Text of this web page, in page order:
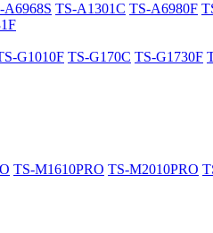
A6968S TS-A1301C TS-A6980F
G1010F TS-G170C TS-G1730F
TS-M1610PRO TS-M2010PRO